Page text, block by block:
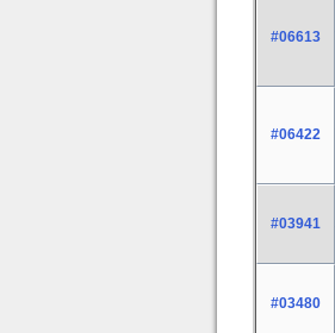
#06613
#06422
#03941
#03480